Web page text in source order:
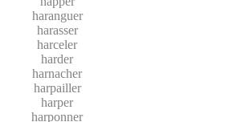
haranguer
harasser
harceler
harder
harnacher
harpailler
harper
harponner